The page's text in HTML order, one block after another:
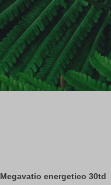
Megavatio energetico 30td